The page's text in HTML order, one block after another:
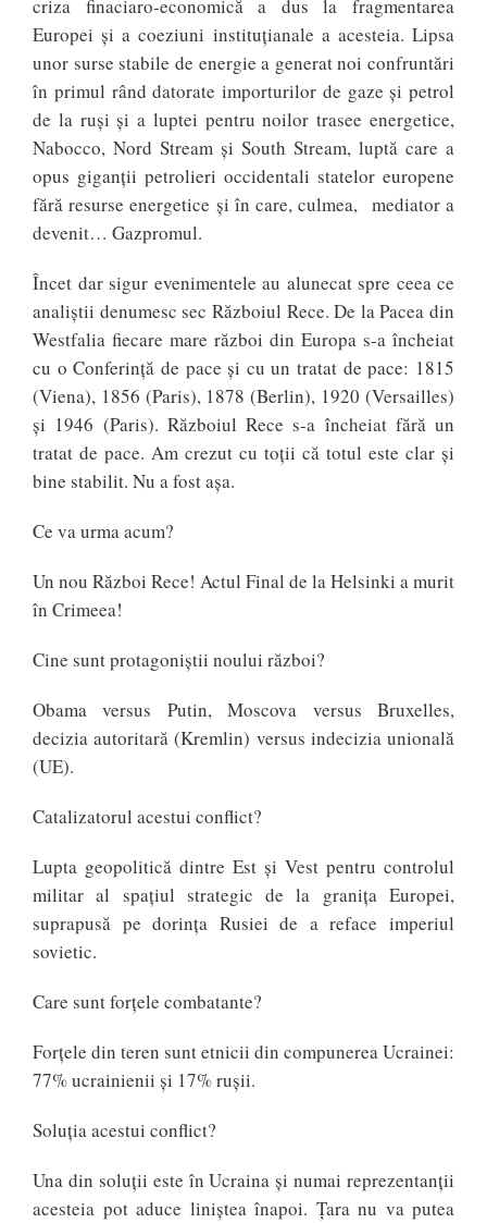
criza finaciaro-economică a dus la fragmentarea
Europei și a coeziuni instituțianale a acesteia. Lipsa
unor surse stabile de energie a generat noi confruntări
în primul rând datorate importurilor de gaze și petrol
de la ruși și a luptei pentru noilor trasee energetice,
Nabocco, Nord Stream și South Stream, luptă care a
opus giganții petrolieri occidentali statelor europene
fără resurse energetice și în care, culmea, mediator a
devenit… Gazpromul.
Încet dar sigur evenimentele au alunecat spre ceea ce
analiștii denumesc sec Războiul Rece. De la Pacea din
Westfalia fiecare mare război din Europa s-a încheiat
cu o Conferinţă de pace şi cu un tratat de pace: 1815
(Viena), 1856 (Paris), 1878 (Berlin), 1920 (Versailles)
şi 1946 (Paris). Războiul Rece s-a încheiat fără un
tratat de pace. Am crezut cu toții că totul este clar şi
bine stabilit. Nu a fost aşa.
Ce va urma acum?
Un nou Război Rece! Actul Final de la Helsinki a murit
în Crimeea!
Cine sunt protagoniștii noului război?
Obama versus Putin, Moscova versus Bruxelles,
decizia autoritară (Kremlin) versus indecizia unională
(UE).
Catalizatorul acestui conflict?
Lupta geopolitică dintre Est și Vest pentru controlul
militar al spațiul strategic de la granița Europei,
suprapusă pe dorința Rusiei de a reface imperiul
sovietic.
Care sunt forțele combatante?
Forțele din teren sunt etnicii din compunerea Ucrainei:
77% ucrainienii și 17% rușii.
Soluția acestui conflict?
Una din soluții este în Ucraina și numai reprezentanții
acesteia pot aduce liniștea înapoi. Țara nu va putea